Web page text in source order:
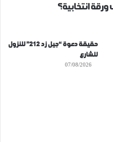
انتخابية؟
حقيقة دعوة “جيل زد 212” للنزول
للشارع
07/08/2026